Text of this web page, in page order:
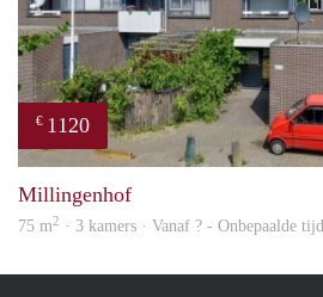
€ 1120
Millingenhof
75 m2 · 3 kamers · Vanaf ? - Onbepaalde tijd